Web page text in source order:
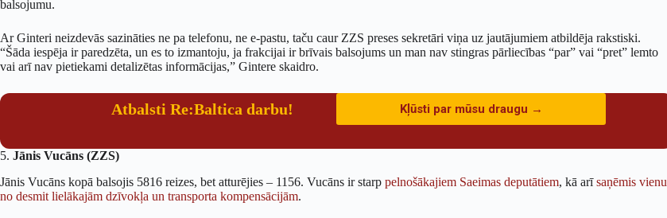
balsojumu.
Ar Ginteri neizdevās sazināties ne pa telefonu, ne e-pastu, taču caur ZZS preses sekretāri viņa uz jautājumiem atbildēja rakstiski.
“Šāda iespēja ir paredzēta, un es to izmantoju, ja frakcijai ir brīvais balsojums un man nav stingras pārliecības “par” vai “pret” lemto
vai arī nav pietiekami detalizētas informācijas,” Gintere skaidro.
Atbalsti Re:Baltica darbu! Kļūsti par mūsu draugu →
5. Jānis Vucāns (ZZS)
Jānis Vucāns kopā balsojis 5816 reizes, bet atturējies – 1156. Vucāns ir starp pelnošākajiem Saeimas deputātiem, kā arīsaņēmis vienu
no desmit lielākajām dzīvokļa un transporta kompensācijām.